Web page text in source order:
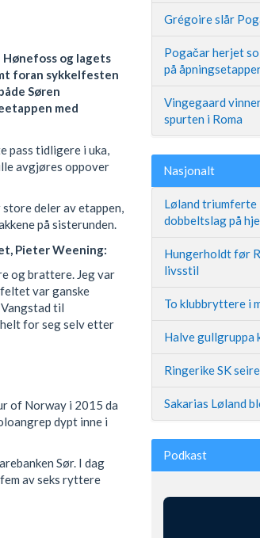
og lagets
foran sykkelfesten
Søren
med
pass tidligere i uka,
avgjøres oppover
deler av etappen,
på sisterunden.
Pieter Weening:
og brattere. Jeg var
var ganske
til
for seg selv etter
of Norway i 2015 da
dypt inne i
Sør. I dag
av seks ryttere
Grégoire slår
Pogačar herjet
på
Vingegaard
spurten i Roma
Nasjonalt
Løland triumferte
dobbeltslag på
Hungerholdt før
livsstil
To klubbryttere i
Halve gullgruppa
Ringerike SK
Sakarias Løland
Podkast